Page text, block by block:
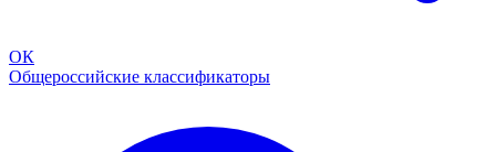
ОК
Общероссийские классификаторы